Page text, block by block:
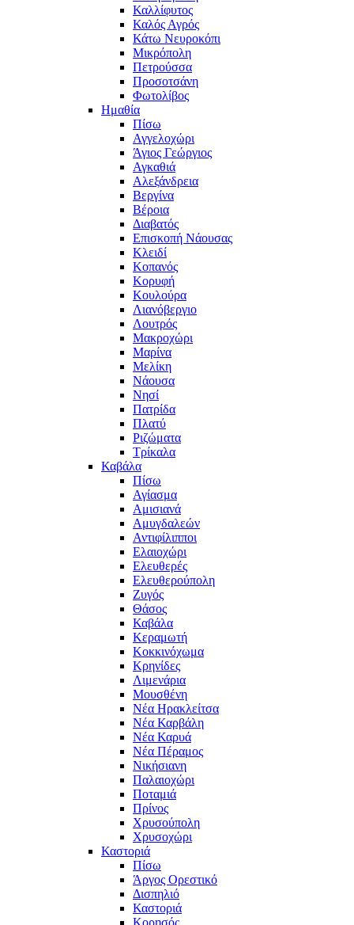
Καλλίφυτος
Καλός Αγρός
Κάτω Νευροκόπι
Μικρόπολη
Πετρούσσα
Προσοτσάνη
Φωτολίβος
Ημαθία
Πίσω
Αγγελοχώρι
Άγιος Γεώργιος
Αγκαθιά
Αλεξάνδρεια
Βεργίνα
Βέροια
Διαβατός
Επισκοπή Νάουσας
Κλειδί
Κοπανός
Κορυφή
Κουλούρα
Λιανόβεργιο
Λουτρός
Μακροχώρι
Μαρίνα
Μελίκη
Νάουσα
Νησί
Πατρίδα
Πλατύ
Ριζώματα
Τρίκαλα
Καβάλα
Πίσω
Αγίασμα
Αμισιανά
Αμυγδαλεών
Αντιφίλιπποι
Ελαιοχώρι
Ελευθερές
Ελευθερούπολη
Ζυγός
Θάσος
Καβάλα
Κεραμωτή
Κοκκινόχωμα
Κρηνίδες
Λιμενάρια
Μουσθένη
Νέα Ηρακλείτσα
Νέα Καρβάλη
Νέα Καρυά
Νέα Πέραμος
Νικήσιανη
Παλαιοχώρι
Ποταμιά
Πρίνος
Χρυσούπολη
Χρυσοχώρι
Καστοριά
Πίσω
Άργος Ορεστικό
Δισπηλιό
Καστοριά
Κορησός